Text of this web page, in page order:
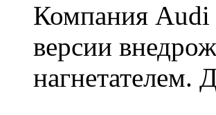
Компания Audi
версии
нагнетателем.